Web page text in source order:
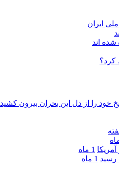
اند
کرد؟
خود را از دل این بحران بیرون کشید
1 ماه
1 ماه